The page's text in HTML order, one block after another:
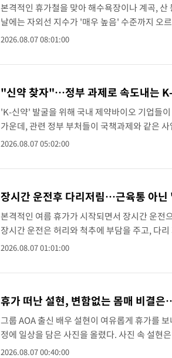
본격적인 휴가철을 맞아 해수욕장이나 계곡,
날에는 자외선 지수가 '매우 높음' 수준까지 오
르면 강한 자외선에 노출되면 피부에는 다양한
2026.08.07 08:01:00
"신약 찾자"…정부 과제로 속도내는
'K-신약' 발굴을 위해 국내 제약바이오 기업들
가운데, 관련 정부 부처들이 국책과제와 같은
텍, 인벤티지랩, 파로스아이바이오, 디엑스앤
2026.08.07 05:02:00
장시간 운전후 다리저림…근육통 아
본격적인 여름 휴가가 시작되면서 장시간 운전
장시간 운전은 허리와 척추에 부담을 주고, 다
다. 7일 의료계에 따르면 운전 후 허리보다 엉덩
2026.08.07 01:01:00
휴가 떠난 설현, 변함없는 몸매 비결
그룹 AOA 출신 배우 설현이 여유롭게 휴가를
정에 일상을 담은 사진을 올렸다. 사진 속 설현
붉은색 상의를 입고 셔츠를 걸친 채 여유롭게
2026.08.07 00:40:00